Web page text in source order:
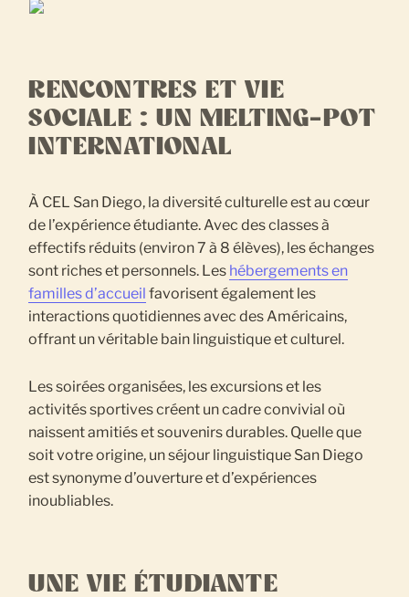
RENCONTRES ET VIE
SOCIALE : UN MELTING-POT
INTERNATIONAL
À CEL San Diego, la diversité culturelle est au cœur
de l’expérience étudiante. Avec des classes à
effectifs réduits (environ 7 à 8 élèves), les échanges
sont riches et personnels. Les hébergements en
familles d’accueil favorisent également les
interactions quotidiennes avec des Américains,
offrant un véritable bain linguistique et culturel.
Les soirées organisées, les excursions et les
activités sportives créent un cadre convivial où
naissent amitiés et souvenirs durables. Quelle que
soit votre origine, un séjour linguistique San Diego
est synonyme d’ouverture et d’expériences
inoubliables.
UNE VIE ÉTUDIANTE